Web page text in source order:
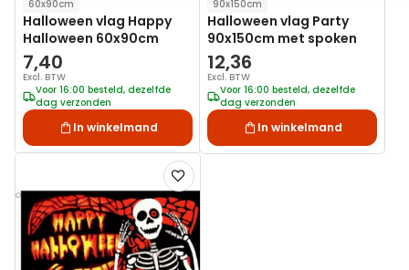
60x90cm
Halloween vlag Happy
Halloween 60x90cm
7,40
Excl. BTW
Voor 16:00 besteld, dezelfde
dag verzonden
In winkelmand
90x150cm
Halloween vlag Party
90x150cm met spoken
12,36
Excl. BTW
Voor 16:00 besteld, dezelfde
dag verzonden
In winkelmand
Voeg
toe
aan
verlanglijst